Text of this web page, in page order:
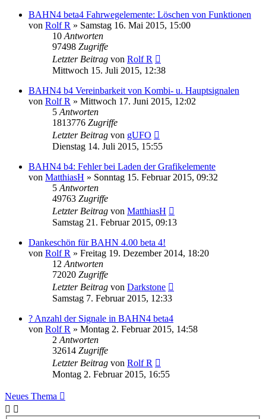
BAHN4 beta4 Fahrwegelemente: Löschen von Funktionen
von Rolf R » Samstag 16. Mai 2015, 15:00
10 Antworten
97498 Zugriffe
Letzter Beitrag von Rolf R
Mittwoch 15. Juli 2015, 12:38
BAHN4 b4 Vereinbarkeit von Kombi- u. Hauptsignalen
von Rolf R » Mittwoch 17. Juni 2015, 12:02
5 Antworten
1813776 Zugriffe
Letzter Beitrag von gUFO
Dienstag 14. Juli 2015, 15:55
BAHN4 b4: Fehler bei Laden der Grafikelemente
von MatthiasH » Sonntag 15. Februar 2015, 09:32
5 Antworten
49763 Zugriffe
Letzter Beitrag von MatthiasH
Samstag 21. Februar 2015, 09:13
Dankeschön für BAHN 4.00 beta 4!
von Rolf R » Freitag 19. Dezember 2014, 18:20
12 Antworten
72020 Zugriffe
Letzter Beitrag von Darkstone
Samstag 7. Februar 2015, 12:33
? Anzahl der Signale in BAHN4 beta4
von Rolf R » Montag 2. Februar 2015, 14:58
2 Antworten
32614 Zugriffe
Letzter Beitrag von Rolf R
Montag 2. Februar 2015, 16:55
Neues Thema